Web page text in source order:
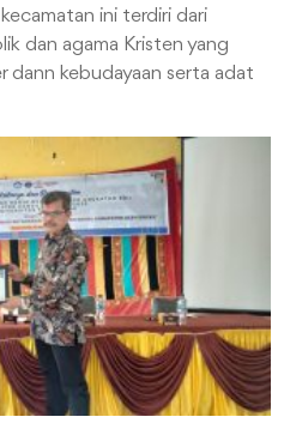
ini terdiri dari
dan agama Kristen yang
dann kebudayaan serta adat